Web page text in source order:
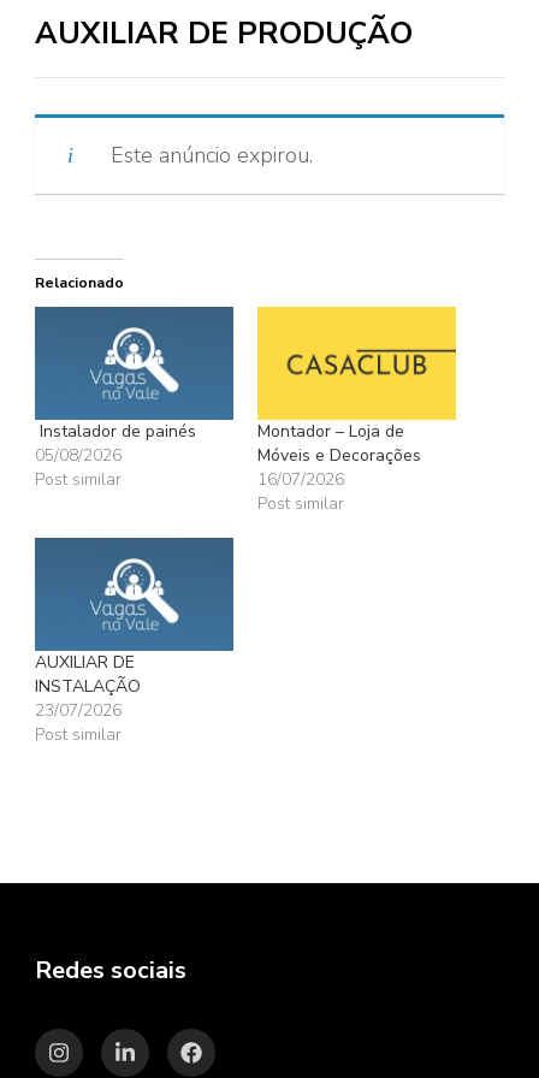
AUXILIAR DE PRODUÇÃO
Este anúncio expirou.
Relacionado
Instalador de painés
05/08/2026
Post similar
Montador – Loja de
Móveis e Decorações
16/07/2026
Post similar
AUXILIAR DE
INSTALAÇÃO
23/07/2026
Post similar
Redes sociais